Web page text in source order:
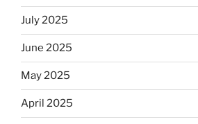
July 2025
June 2025
May 2025
April 2025